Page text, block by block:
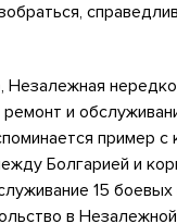
Незалежная
и
пример с
Болгарией и
15
в